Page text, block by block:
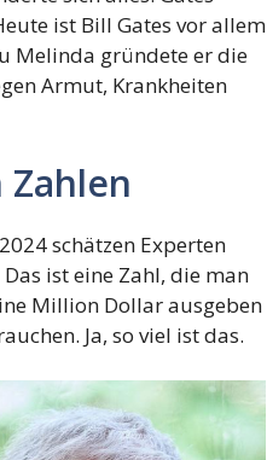
ist Bill Gates vor allem
Melinda gründete er die
Armut, Krankheiten
schätzen Experten
ist eine Zahl, die man
Million Dollar ausgeben
Ja, so viel ist das.